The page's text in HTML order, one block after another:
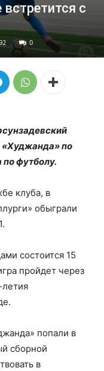
с
0
«Худжанда» по
футболу.
клуба, в
обыграли
состоится 15
пройдет через
летия
попали в
сборной
в